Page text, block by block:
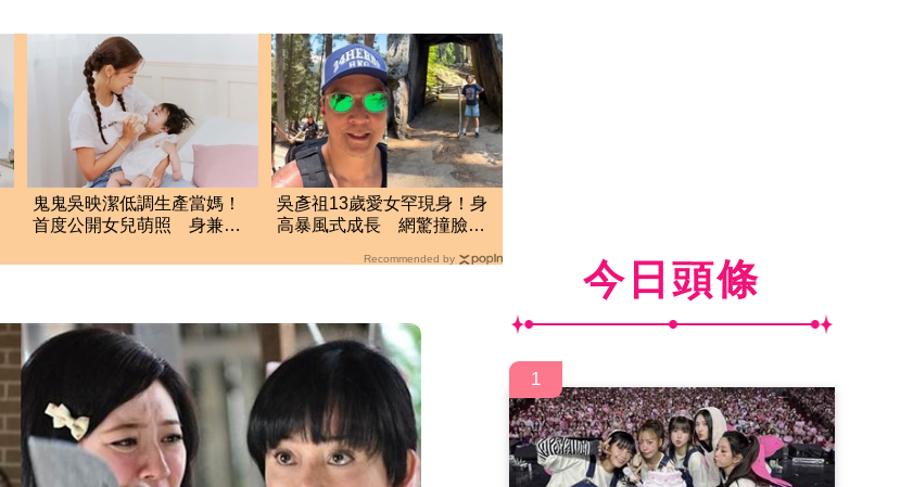
鬼鬼吳映潔低調生產當媽！
首度公開女兒萌照 身兼父
吳彥祖13歲愛女罕現身！身
高暴風式成長 網驚撞臉韓
Recommended by 今日頭條
1